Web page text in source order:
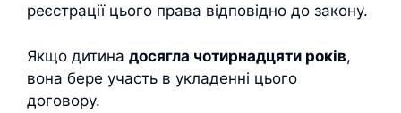
реєстрації цього права відповідно до закону.
Якщо дитина досягла чотирнадцяти років,
вона бере участь в укладенні цього
договору.